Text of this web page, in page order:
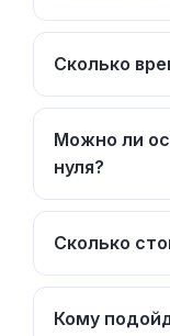
Сколько
Можно ли
нуля?
Сколько
Кому